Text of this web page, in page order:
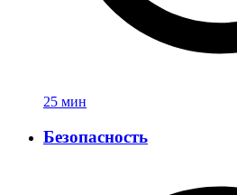
25 мин
Безопасность